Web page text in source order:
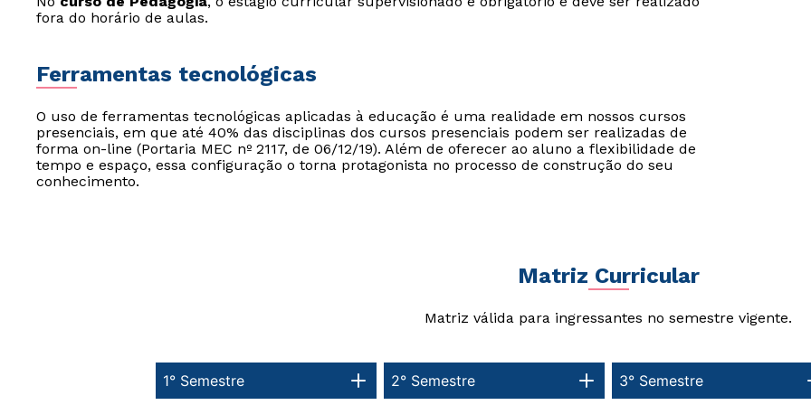
fora do horário de aulas.
Ferramentas tecnológicas
O uso de ferramentas tecnológicas aplicadas à educação é uma realidade em nossos cursos
presenciais, em que até 40% das disciplinas dos cursos presenciais podem ser realizadas de
forma on-line (Portaria MEC nº 2117, de 06/12/19). Além de oferecer ao aluno a flexibilidade de
tempo e espaço, essa configuração o torna protagonista no processo de construção do seu
conhecimento.
Matriz Curricular
Matriz válida para ingressantes no semestre vigente.
1° Semestre 3° Semestre
2° Semestre
envio de conteúdos da Unifran.
envio de conteúdos da Cruzeiro do Sul.